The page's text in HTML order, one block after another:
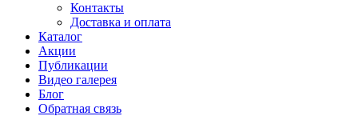
Контакты
Доставка и оплата
Каталог
Акции
Публикации
Видео галерея
Блог
Обратная связь